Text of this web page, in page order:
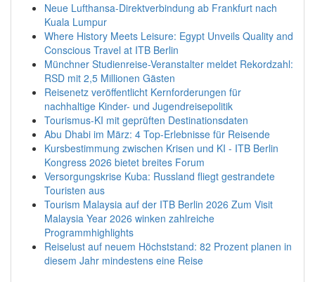
Neue Lufthansa-Direktverbindung ab Frankfurt nach
Kuala Lumpur
Where History Meets Leisure: Egypt Unveils Quality and
Conscious Travel at ITB Berlin
Münchner Studienreise-Veranstalter meldet Rekordzahl:
RSD mit 2,5 Millionen Gästen
Reisenetz veröffentlicht Kernforderungen für
nachhaltige Kinder- und Jugendreisepolitik
Tourismus-KI mit geprüften Destinationsdaten
Abu Dhabi im März: 4 Top-Erlebnisse für Reisende
Kursbestimmung zwischen Krisen und KI - ITB Berlin
Kongress 2026 bietet breites Forum
Versorgungskrise Kuba: Russland fliegt gestrandete
Touristen aus
Tourism Malaysia auf der ITB Berlin 2026 Zum Visit
Malaysia Year 2026 winken zahlreiche
Programmhighlights
Reiselust auf neuem Höchststand: 82 Prozent planen in
diesem Jahr mindestens eine Reise